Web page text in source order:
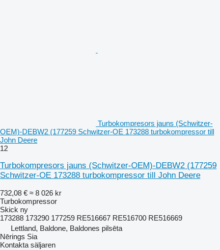
Turbokompresors jauns (Schwitzer-
OEM)-DEBW2 (177259 Schwitzer-OE 173288 turbokompressor till
John Deere
12
Turbokompresors jauns (Schwitzer-OEM)-DEBW2 (177259
Schwitzer-OE 173288 turbokompressor till John Deere
732,08 € ≈ 8 026 kr
Turbokompressor
Skick ny
173288 173290 177259 RE516667 RE516700 RE516669
Lettland, Baldone, Baldones pilsēta
Nērings Sia
Kontakta säljaren